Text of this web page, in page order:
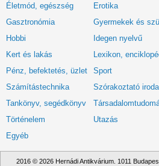
Életmód, egészség Erotika
Gasztronómia
Gyermekek és
Hobbi
Idegen nyelvű
Kert és lakás
Lexikon,
Pénz, befektetés, üzlet
Sport
Számítástechnika
Szórakoztató
Tankönyv, segédkönyv
Történelem
Utazás
Egyéb
2016 © 2026 Hernádi Antikvárium. 1011